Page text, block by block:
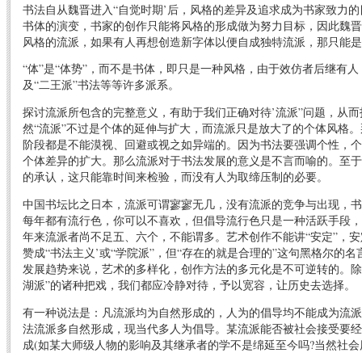
书法自从魏晋进入“自觉时期’后，风格的差异及追求成为书家致力
书体的演变，书家的创作只能将风格的形成做为努力目标，因此魏
风格的流派，如果有人再想创造新字体以便自成独特流派，那只能
“体”是“体势”，而不是书体，即只是一种风格，由于效仿者后继有
及“二王派”书法等等许多派系。
探讨流派所包含的完整意义，有助于我们正确对待’流派”问题，从
然“流派”不过是个体的延伸与扩大，而流派只是放大了的个体风格
阶段都是不能漠视、回避或视之如异端的。因为书法要强调个性，
个体差异的扩大。那么流派对于书法发展的意义是不言而喻的。至
的承认，这只能靠时间来检验，而没有人为取缔压制的必要。
中国书坛比之日本，流派可谓寥寥无几，没有流派的竞争与出现，
每年都有流行色，你可以不喜欢，但倡导流行色只是一种活跃手段
年来流派者尚不足五、六个，不能谓多。艺术创作不能讲“安定”，
赞成“书法主义’或“学院派”，但“存在的就是合理的”这句黑格尔的
发展趋势来说，艺术的多样化，创作方法的多元化是不可逆转的。
湖派”的诸种把戏，我们都应冷静对待，予以宽容，让历史去选择。
有一种说法是：凡流派均为自然形成的，人为的倡导均不能成为流
法流派多自然形成，现当代多人为倡导。某流派能否被社会接受要
成(如某大师级人物的影响及其继承者的学不是绵延至今吗?当然社